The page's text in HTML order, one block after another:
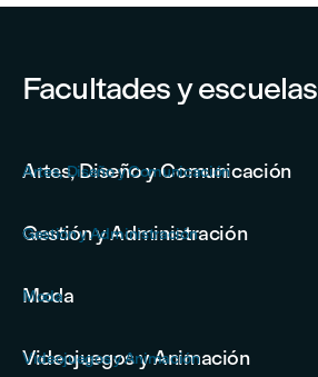
Facultades y escuelas
Artes, Diseño y Comunicación
Artes, Diseño y Comunicación
Gestión y Administración
Gestión y Administración
Moda
Moda
Videojuegos y Animación
Videojuegos y Animación